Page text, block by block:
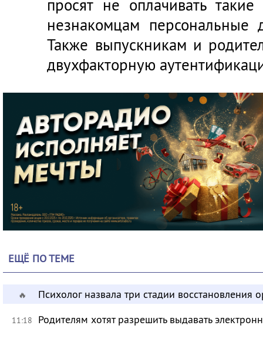
просят не оплачивать такие
незнакомцам
Также выпускникам и
двухфакторную
ЕЩЁ ПО ТЕМЕ
🔥 Психолог назвала три стадии восстановления
11:18 Родителям хотят разрешить выдавать